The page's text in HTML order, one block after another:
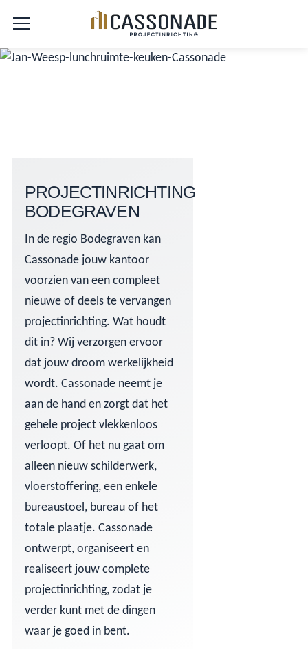
PROJECTINRICHTING
BODEGRAVEN
In de regio Bodegraven kan
Cassonade jouw kantoor
voorzien van een compleet
nieuwe of deels te vervangen
projectinrichting. Wat houdt
dit in? Wij verzorgen ervoor
dat jouw droom werkelijkheid
wordt. Cassonade neemt je
aan de hand en zorgt dat het
gehele project vlekkenloos
verloopt. Of het nu gaat om
alleen nieuw schilderwerk,
vloerstoffering, een enkele
bureaustoel, bureau of het
totale plaatje. Cassonade
ontwerpt, organiseert en
realiseert jouw complete
projectinrichting, zodat je
verder kunt met de dingen
waar je goed in bent.